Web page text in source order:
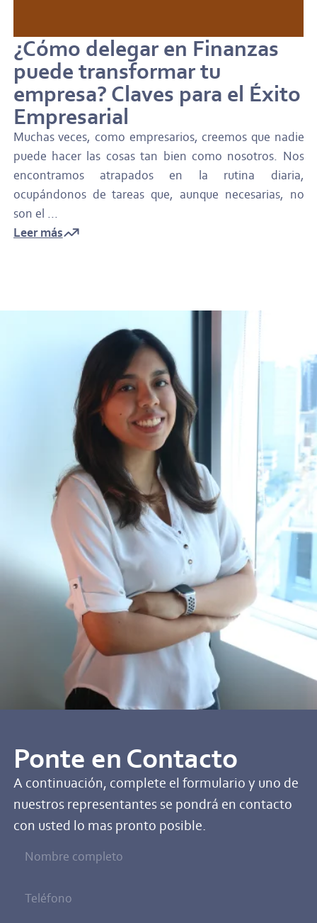
¿Cómo delegar en Finanzas
puede transformar tu
empresa? Claves para el Éxito
Empresarial
Muchas veces, como empresarios, creemos que nadie
puede hacer las cosas tan bien como nosotros. Nos
encontramos atrapados en la rutina diaria,
ocupándonos de tareas que, aunque necesarias, no
son el ...
Leer más
Ponte en Contacto
A continuación, complete el formulario y uno de
nuestros representantes se pondrá en contacto
con usted lo mas pronto posible.